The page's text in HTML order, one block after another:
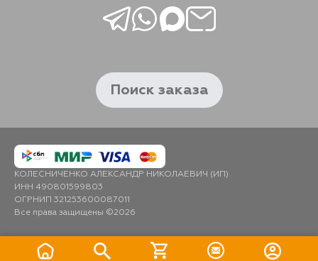
Поиск заказа
КОЛЕСНИЧЕНКО АЛЕКСАНДР НИКОЛАЕВИЧ (ИП)
ИНН 490801599803
ОГРНИП 321253600087011
Все права защищены ©2026